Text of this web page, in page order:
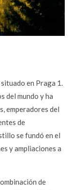
en Praga 1.
del mundo y ha
emperadores del
de
se fundó en el
y ampliaciones a
de